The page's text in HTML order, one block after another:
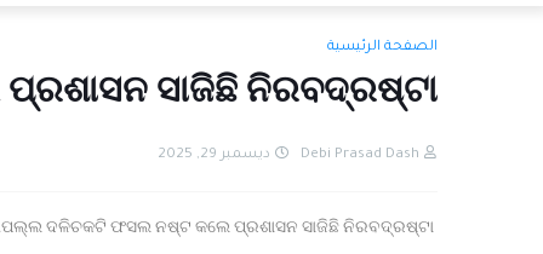
الصفحة الرئيسية
ସାଜିଛି ନିରବଦ୍ରଷ୍ଟା
Debi Prasad Dash ديسمبر 29, 2025